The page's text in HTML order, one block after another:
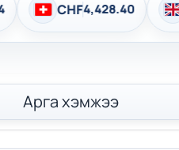
4,832.86 BGN
Арга хэмжээ